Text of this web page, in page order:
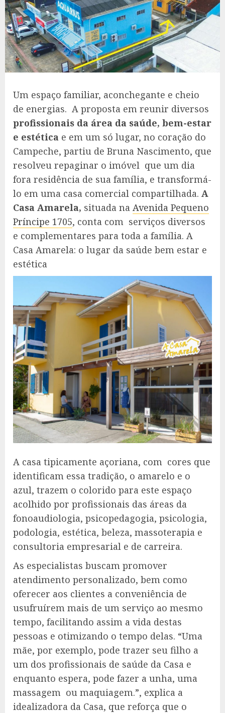
Um espaço familiar, aconchegante e cheio
de energias. A proposta em reunir diversos
profissionais da área da saúde, bem-estar
e estética e em um só lugar, no coração do
Campeche, partiu de Bruna Nascimento, que
resolveu repaginar o imóvel que um dia
fora residência de sua família, e transformá-
lo em uma casa comercial compartilhada. A
Casa Amarela, situada na Avenida Pequeno
Príncipe 1705, conta com serviços diversos
e complementares para toda a família. A
Casa Amarela: o lugar da saúde bem estar e
estética
A casa tipicamente açoriana, com cores que
identificam essa tradição, o amarelo e o
azul, trazem o colorido para este espaço
acolhido por profissionais das áreas da
fonoaudiologia, psicopedagogia, psicologia,
podologia, estética, beleza, massoterapia e
consultoria empresarial e de carreira.
As especialistas buscam promover
atendimento personalizado, bem como
oferecer aos clientes a conveniência de
usufruírem mais de um serviço ao mesmo
tempo, facilitando assim a vida destas
pessoas e otimizando o tempo delas. “Uma
mãe, por exemplo, pode trazer seu filho a
um dos profissionais de saúde da Casa e
enquanto espera, pode fazer a unha, uma
massagem ou maquiagem.”, explica a
idealizadora da Casa, que reforça que o